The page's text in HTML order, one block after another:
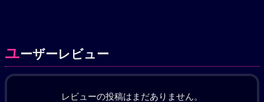
ユーザーレビュー
レビューの投稿はまだありません。